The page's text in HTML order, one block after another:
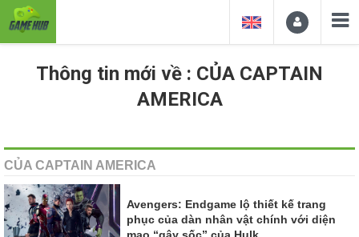
Thông tin mới về : CỦA CAPTAIN
AMERICA
CỦA CAPTAIN AMERICA
Avengers: Endgame lộ thiết kế trang
phục của dàn nhân vật chính với diện